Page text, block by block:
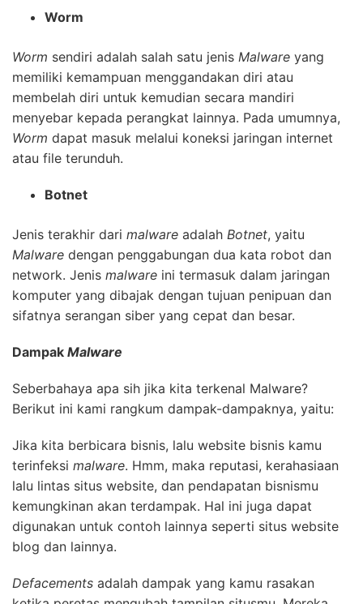
Worm
Worm sendiri adalah salah satu jenis Malware yang
memiliki kemampuan menggandakan diri atau
membelah diri untuk kemudian secara mandiri
menyebar kepada perangkat lainnya. Pada umumnya,
Worm dapat masuk melalui koneksi jaringan internet
atau file terunduh.
Botnet
Jenis terakhir dari malware adalah Botnet, yaitu
Malware dengan penggabungan dua kata robot dan
network. Jenis malware ini termasuk dalam jaringan
komputer yang dibajak dengan tujuan penipuan dan
sifatnya serangan siber yang cepat dan besar.
Dampak Malware
Seberbahaya apa sih jika kita terkenal Malware?
Berikut ini kami rangkum dampak-dampaknya, yaitu:
Jika kita berbicara bisnis, lalu website bisnis kamu
terinfeksi malware. Hmm, maka reputasi, kerahasiaan
lalu lintas situs website, dan pendapatan bisnismu
kemungkinan akan terdampak. Hal ini juga dapat
digunakan untuk contoh lainnya seperti situs website
blog dan lainnya.
Defacements adalah dampak yang kamu rasakan